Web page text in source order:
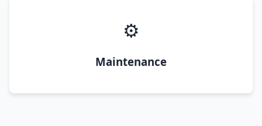
⚙️
Maintenance